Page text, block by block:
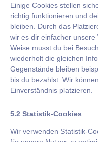
Einige Cookies stellen
richtig funktionieren und
bleiben. Durch das
wir es dir einfacher unsere
Weise musst du bei
wiederholt die gleichen
Gegenstände bleiben
bis du bezahlst. Wir
Einverständnis platzieren.
5.2 Statistik-Cookies
Wir verwenden Statistik-